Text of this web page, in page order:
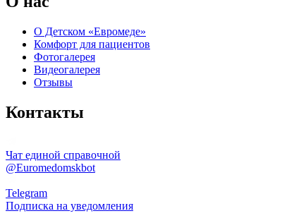
О Детском «Евромеде»
Комфорт для пациентов
Фотогалерея
Видеогалерея
Отзывы
Контакты
Чат единой справочной
@Euromedomskbot
Telegram
Подписка на уведомления